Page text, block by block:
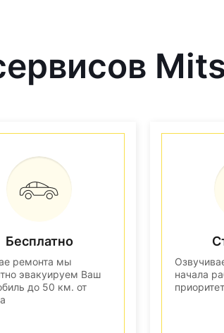
Бесплатно
ремонта мы
эвакуируем Ваш
до 50 км. от
начала